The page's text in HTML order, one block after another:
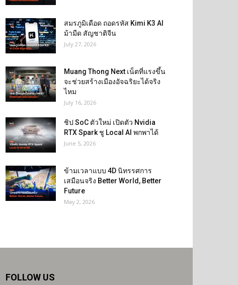
สมรภูมิเดือด ถอดรหัส Kimi K3 AI
ม้ามืด สัญชาติจีน
July 27, 2026
Muang Thong Next เน็ตที่แรงขึ้น
จะช่วยสร้างเมืองอัจฉริยะได้จริง
ไหม
July 16, 2026
ชิป SoC ตัวใหม่ เปิดตัว Nvidia
RTX Spark ชู Local AI พกพาได้
June 5, 2026
ข้ามเวลาแบบ 4D นิทรรศการ
เสมือนจริง Better World, Better
Future
May 2, 2026
FOLLOW US